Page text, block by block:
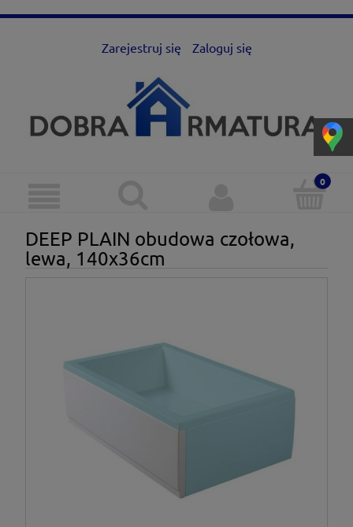
Zarejestruj się Zaloguj się
DEEP PLAIN obudowa czołowa,
lewa, 140x36cm